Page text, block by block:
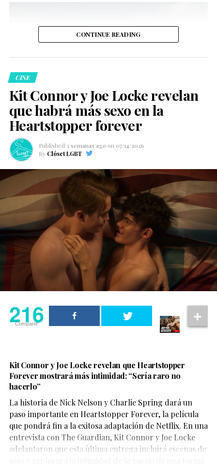
Aunque su participación no ocupa gran parte del
metraje, el actor logra dejar una fuerte impresión. Su
personaje,Sinon, juega un papel clave en la historia y
aporta una mirada profundamente humana sobre las
CONTINUE READING
CINE
Kit Connor y Joe Locke revelan
que habrá más sexo en la
Heartstopper forever
Published 3 semanas ago on 07/14/2026
By Clóset LGBT
216
Compartir
Kit Connor y Joe Locke revelan que Heartstopper
Forever mostrará más intimidad: “Sería raro no
hacerlo”
La historia de Nick Nelson y Charlie Spring dará un
paso importante en Heartstopper Forever, la película
que pondrá fin a la exitosa adaptación de Netflix. En una
entrevista con The Guardian, Kit Connor y Joe Locke
adelantaron que esta última entrega incluirá escenas de